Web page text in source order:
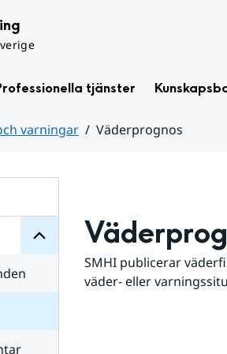
tjänster
varningar
Väderprognos
för
SMHI publicerar
väder- eller